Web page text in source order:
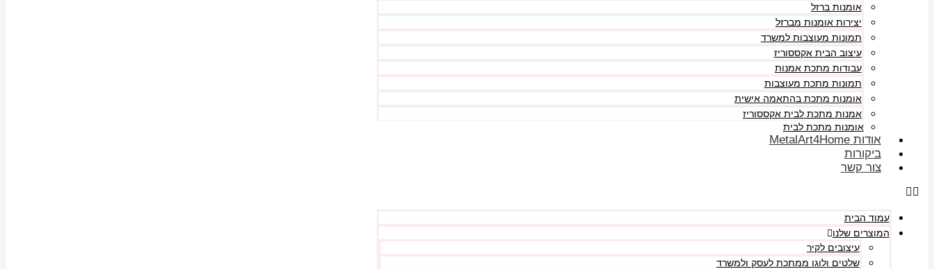
אומנות ברזל
יצירות אומנות מברזל
תמונות מעוצבות למשרד
עיצוב הבית אקססוריז
עבודות מתכת אמנות
תמונות מתכת מעוצבות
אומנות מתכת בהתאמה אישית
אמנות מתכת לבית אקססוריז
אומנות מתכת לבית
אודות MetalArt4Home
ביקורות
צור קשר
עמוד הבית
המוצרים שלנו
עיצובים לקיר
שלטים ולוגו ממתכת לעסק ולמשרד